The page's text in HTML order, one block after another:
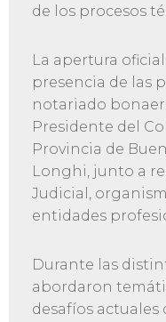
de los procesos
La apertura
presencia de las
notariado
Presidente del
Provincia de
Longhi, junto a
Judicial,
entidades
Durante las
abordaron
desafíos